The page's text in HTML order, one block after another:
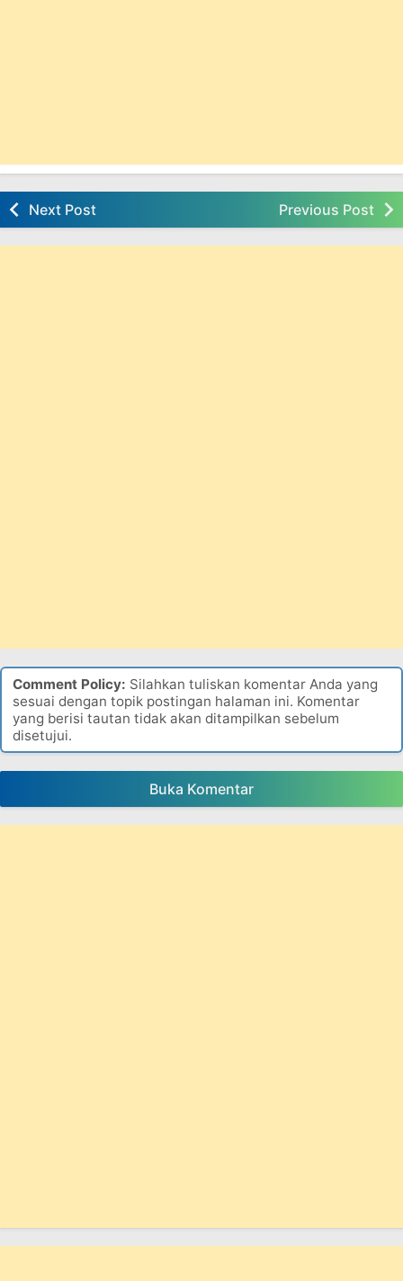
Next Post Previous Post
Comment Policy: Silahkan tuliskan komentar Anda yang
sesuai dengan topik postingan halaman ini. Komentar
yang berisi tautan tidak akan ditampilkan sebelum
disetujui.
Buka Komentar